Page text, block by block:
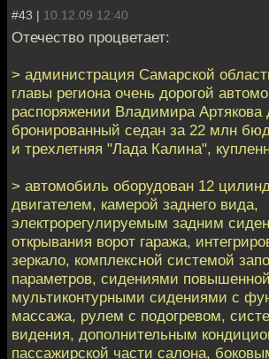
#43 | 10.12.09 12:40
Отечество процветает:
> администрация Самарской
главы региона очень дорогой
распоряжении Владимира
бронированный седан за 22 млн
и трехлетняя "Лада Калина",
> автомобиль оборудован 12
двигателем, камерой заднего вида,
электрорегулируемым задним
открывания ворот гаража,
зеркало, комплексной системой
параметров, сидениями
мультиконтурными сидениями с
массажа, рулем с подогревом,
видения, дополнительным
пассажирской части салона,